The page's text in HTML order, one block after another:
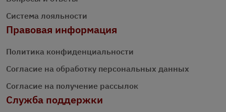
Система лояльности
Правовая информация
Политика конфиденциальности
Согласие на обработку персональных данных
Согласие на получение рассылок
Служба поддержки